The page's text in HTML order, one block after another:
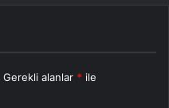
Gerekli alanlar * ile